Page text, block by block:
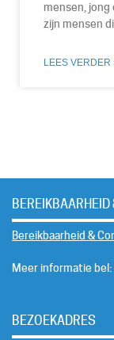
mensen, jong
zijn mensen
LEES VERDER
BEREIKBAARHEID
Bereikbaarheid &
Meer informatie
BEZOEKADRES